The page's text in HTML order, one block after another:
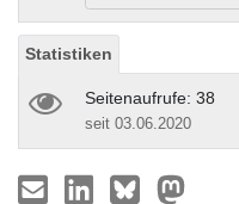
Statistiken
Seitenaufrufe: 38
seit 03.06.2020